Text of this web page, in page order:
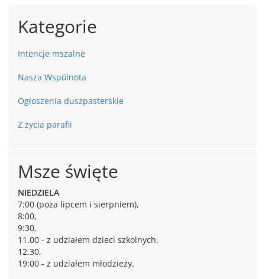
Kategorie
Intencje mszalne
Nasza Wspólnota
Ogłoszenia duszpasterskie
Z życia parafii
Msze święte
NIEDZIELA
7:00 (poza lipcem i sierpniem),
8:00,
9:30,
11.00 - z udziałem dzieci szkolnych,
12.30,
19:00 - z udziałem młodzieży,